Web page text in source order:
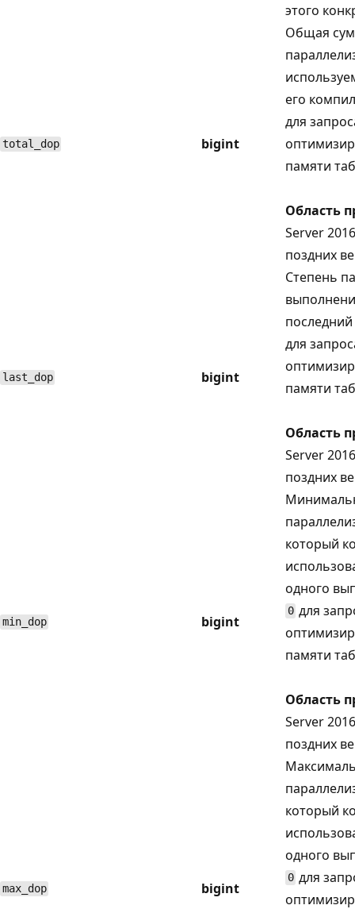
этого
total_dop bigint
Общая
его
для
памяти
Область
Server
поздних
last_dop bigint
Степень
для
памяти
Область
Server
поздних
min_dop bigint
который
одного
0 для
памяти
Область
Server
поздних
max_dop bigint
который
одного
0 для